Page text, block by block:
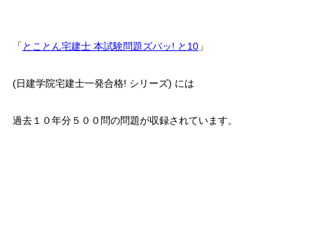
「 とことん宅建士 本試験問題ズバッ! と10」
(日建学院宅建士一発合格! シリーズ) には
過去１０年分５００問の問題が収録されています。